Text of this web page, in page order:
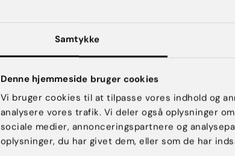
Samtykke
Denne hjemmeside bruger cookies
Vi bruger cookies til at tilpasse vores indhold og
analysere vores trafik. Vi deler også oplysninger
sociale medier, annonceringspartnere og
oplysninger, du har givet dem, eller som de har
hårde knuder. Ved saltvandsimplantater
Silikoneimplantater kan være vanskeligere at
afhængigt af typen af brystimplantater:​
Silikoneimplantater:
Ændringer i brystets form eller størrelse.​
Smerter, hævelse eller hårdhed i brystet.​